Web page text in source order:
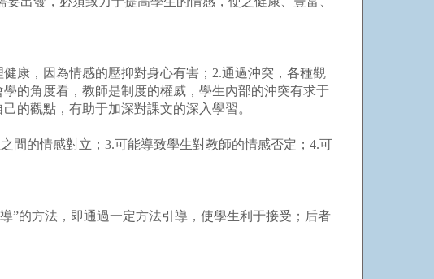
，因為情感的壓抑對身心有害；2.通過沖突，各種觀
的角度看，教師是制度的權威，學生內部的沖突有求于
的觀點，有助于加深對課文的深入學習。
的情感對立；3.可能導致學生對教師的情感否定；4.可
的方法，即通過一定方法引導，使學生利于接受；后者